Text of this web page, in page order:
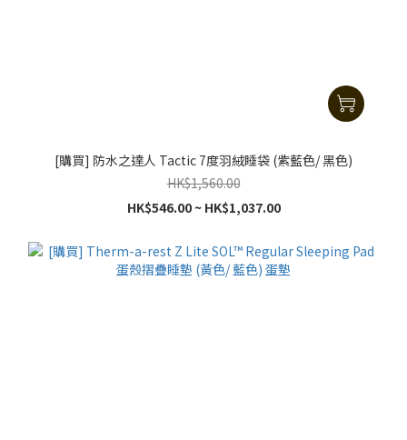
[購買] 防水之達人 Tactic 7度羽絨睡袋 (紫藍色/ 黑色)
HK$1,560.00
HK$546.00 ~ HK$1,037.00